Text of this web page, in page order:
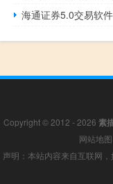
Copyright © 2012 - 2026 素
网站地图
声明：本站内容来自互联网